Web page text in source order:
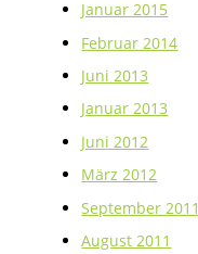
Januar 2015
Februar 2014
Juni 2013
Januar 2013
Juni 2012
März 2012
September 2011
August 2011